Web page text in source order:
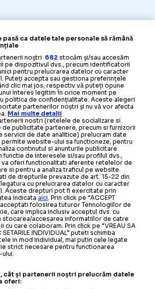
pasă ca datele tale personale să rămână
noștri 682 stocăm și/sau accesăm
pe dispozitivul dvs., precum identificatorii
pentru prelucrarea datelor cu caracter
Puteți accepta sau gestiona preferințele
clic mai jos, respectiv vă puteți opune
interes legitim în orice moment pe
politica de confidențialitate. Aceste alegeri
partenerilor noștri și nu vă vor afecta
Mai multe detalii
nostri (retelele de socializare si
de publicitate partenere, precum si furnizorii
servicii de date analitice) prelucram date
permite website-ului sa functioneze, pentru
continutul si anunturile publicitare
functie de interesele si/sau profilul dvs.,
va oferi functionalitati aferente retelelor de
si pentru a analiza traficul pe website.
de drepturile prevazute de art. 15-22 din
legatura cu prelucrarea datelor cu caracter
Aceste drepturi pot fi exercitate prin
indicataaici. Prin click pe “ACCEPT
acceptati folosirea tuturor Tehnologiilor de
care implica inclusiv acceptul dvs. cu
stocarea/accesarea informatiilor de catre
cu care colaboram. Prin click pe “VREAU SA
SETARILE INDIVIDUAL” puteti schimba
in mod individual, mai putin cele legate
strict necesare pentru functionarea
cât și partenerii noștri prelucrăm datele
oferi: